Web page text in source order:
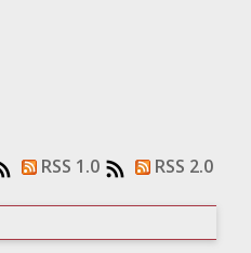
RSS 1.0 RSS 2.0